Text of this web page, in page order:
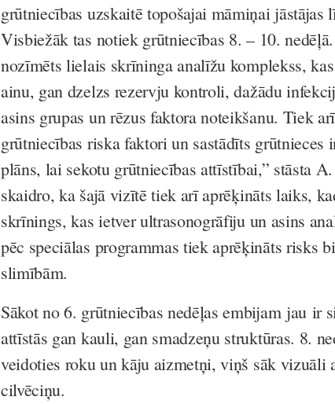
grūtniecības uzskaitē topošajai māmiņai jāstājas
Visbiežāk tas notiek grūtniecības 8. – 10.
nozīmēts lielais skrīninga analīžu komplekss,
ainu, gan dzelzs rezervju kontroli, dažādu
asins grupas un rēzus faktora noteikšanu. Tiek
grūtniecības riska faktori un sastādīts grūtnieces
plāns, lai sekotu grūtniecības attīstībai,” stāsta
skaidro, ka šajā vizītē tiek arī aprēķināts laiks,
skrīnings, kas ietver ultrasonogrāfiju un asins
pēc speciālas programmas tiek aprēķināts risks
slimībām.
Sākot no 6. grūtniecības nedēļas embijam jau ir
attīstās gan kauli, gan smadzeņu struktūras. 8.
veidoties roku un kāju aizmetņi, viņš sāk vizuāli
cilvēciņu.